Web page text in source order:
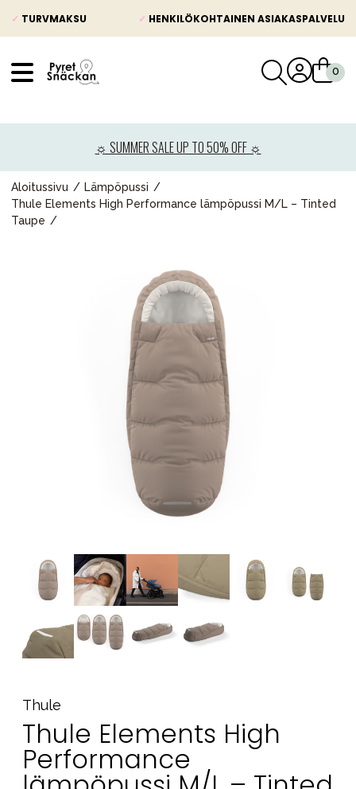
✓ TURVMAKSU ✓ HENKILÖKOHTAINEN ASIAKASPALVELU
☼ SUMMER SALE UP TO 50% OFF ☼
Aloitussivu
Lämpöpussi
Thule Elements High Performance lämpöpussi M/L – Tinted
Taupe
Thule
Thule Elements High
Performance
Lastenvaunut
Lasten turvaistuimet
Lelut ja pelit
Äiti & Isä
Huonekalut & vuodevaatteet
Tarvikkeet
Varaosat
Kampanjat
Lahjavinkkejä
Tavaramerkit
Aurinko ja uinti Outlet
Opas
Ota meihin yhteyttä osoitteessa